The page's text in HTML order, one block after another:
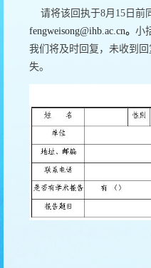
请将该回执于8月 15 日前
fengweisong@ihb.ac.cn。 小
我们将及时回复，未收到
失。